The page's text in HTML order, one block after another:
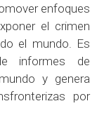
enfoques
el crimen
el mundo. Es
informes de
y genera
por